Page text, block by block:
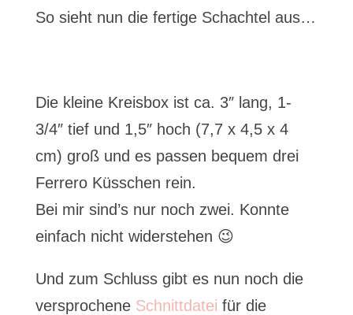
So sieht nun die fertige Schachtel aus…
Die kleine Kreisbox ist ca. 3″ lang, 1-
3/4″ tief und 1,5″ hoch (7,7 x 4,5 x 4
cm) groß und es passen bequem drei
Ferrero Küsschen rein.
Bei mir sind’s nur noch zwei. Konnte
einfach nicht widerstehen 😉
Und zum Schluss gibt es nun noch die
versprochene Schnittdatei für die